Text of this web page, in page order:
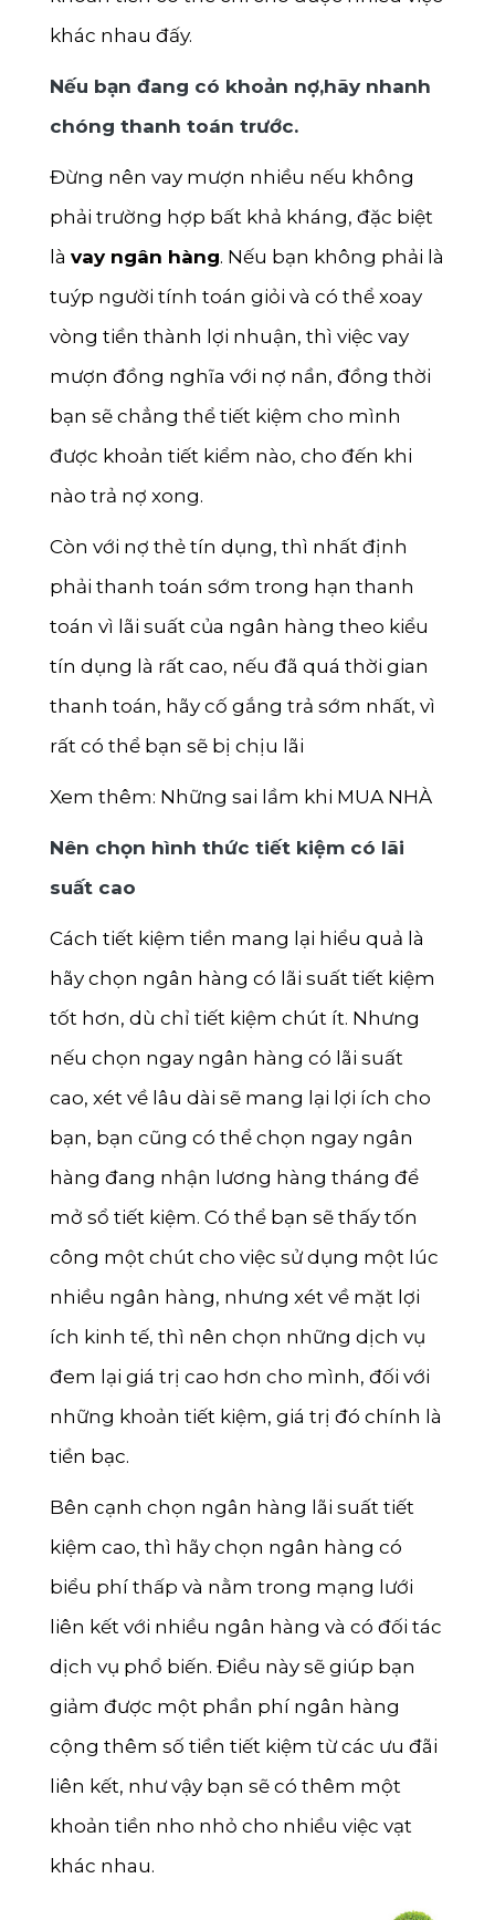
khác nhau đấy.
Nếu bạn đang có khoản nợ,hãy nhanh
chóng thanh toán trước.
Đừng nên vay mượn nhiều nếu không
phải trường hợp bất khả kháng, đặc biệt
là vay ngân hàng. Nếu bạn không phải là
tuýp người tính toán giỏi và có thể xoay
vòng tiền thành lợi nhuận, thì việc vay
mượn đồng nghĩa với nợ nần, đồng thời
bạn sẽ chẳng thể tiết kiệm cho mình
được khoản tiết kiểm nào, cho đến khi
nào trả nợ xong.
Còn với nợ thẻ tín dụng, thì nhất định
phải thanh toán sớm trong hạn thanh
toán vì lãi suất của ngân hàng theo kiểu
tín dụng là rất cao, nếu đã quá thời gian
thanh toán, hãy cố gắng trả sớm nhất, vì
rất có thể bạn sẽ bị chịu lãi
Xem thêm: Những sai lầm khi MUA NHÀ
Nên chọn hình thức tiết kiệm có lãi
suất cao
Cách tiết kiệm tiền mang lại hiểu quả là
hãy chọn ngân hàng có lãi suất tiết kiệm
tốt hơn, dù chỉ tiết kiệm chút ít. Nhưng
nếu chọn ngay ngân hàng có lãi suất
cao, xét về lâu dài sẽ mang lại lợi ích cho
bạn, bạn cũng có thể chọn ngay ngân
hàng đang nhận lương hàng tháng để
mở sổ tiết kiệm. Có thể bạn sẽ thấy tốn
công một chút cho việc sử dụng một lúc
nhiều ngân hàng, nhưng xét về mặt lợi
ích kinh tế, thì nên chọn những dịch vụ
đem lại giá trị cao hơn cho mình, đối với
những khoản tiết kiệm, giá trị đó chính là
tiền bạc.
Bên cạnh chọn ngân hàng lãi suất tiết
kiệm cao, thì hãy chọn ngân hàng có
biểu phí thấp và nằm trong mạng lưới
liên kết với nhiều ngân hàng và có đối tác
dịch vụ phổ biến. Điều này sẽ giúp bạn
giảm được một phần phí ngân hàng
cộng thêm số tiền tiết kiệm từ các ưu đãi
liên kết, như vậy bạn sẽ có thêm một
khoản tiền nho nhỏ cho nhiều việc vạt
khác nhau.